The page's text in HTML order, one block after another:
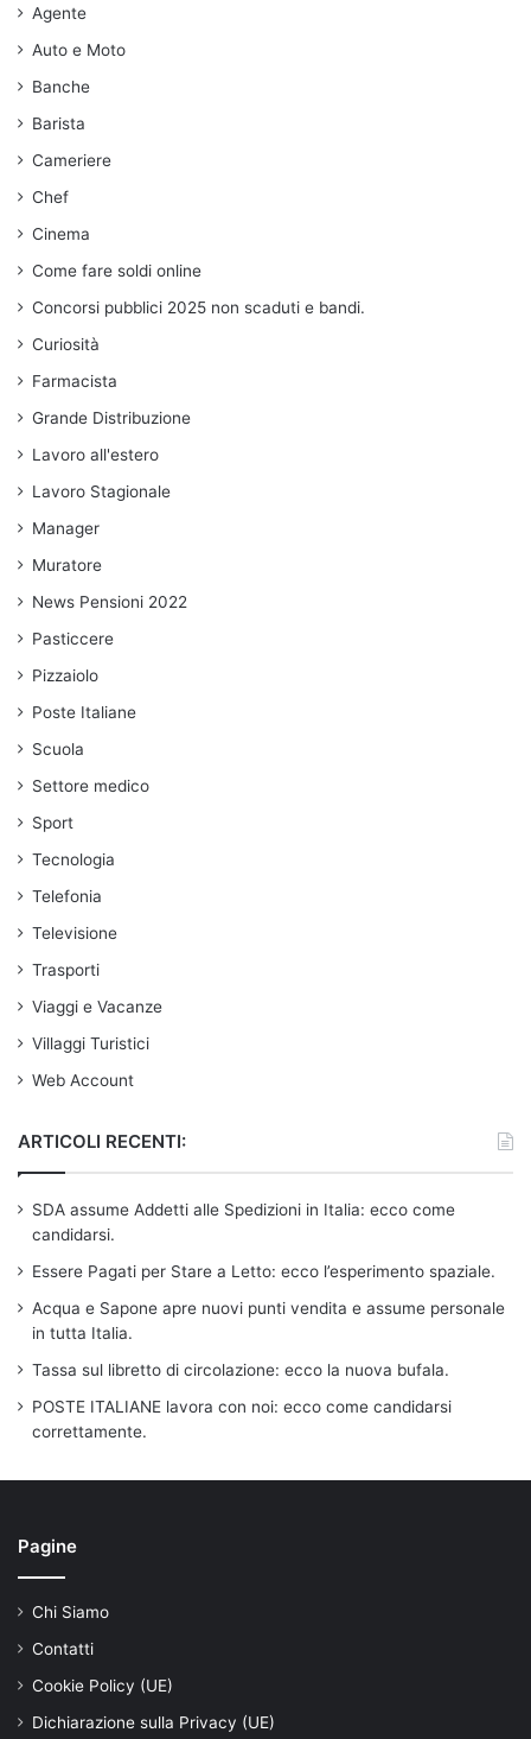
Agente
Auto e Moto
Banche
Barista
Cameriere
Chef
Cinema
Come fare soldi online
Concorsi pubblici 2025 non scaduti e bandi.
Curiosità
Farmacista
Grande Distribuzione
Lavoro all'estero
Lavoro Stagionale
Manager
Muratore
News Pensioni 2022
Pasticcere
Pizzaiolo
Poste Italiane
Scuola
Settore medico
Sport
Tecnologia
Telefonia
Televisione
Trasporti
Viaggi e Vacanze
Villaggi Turistici
Web Account
ARTICOLI RECENTI:
SDA assume Addetti alle Spedizioni in Italia: ecco come
candidarsi.
Essere Pagati per Stare a Letto: ecco l’esperimento spaziale.
Acqua e Sapone apre nuovi punti vendita e assume personale
in tutta Italia.
Tassa sul libretto di circolazione: ecco la nuova bufala.
POSTE ITALIANE lavora con noi: ecco come candidarsi
correttamente.
Pagine
Chi Siamo
Contatti
Cookie Policy (UE)
Dichiarazione sulla Privacy (UE)